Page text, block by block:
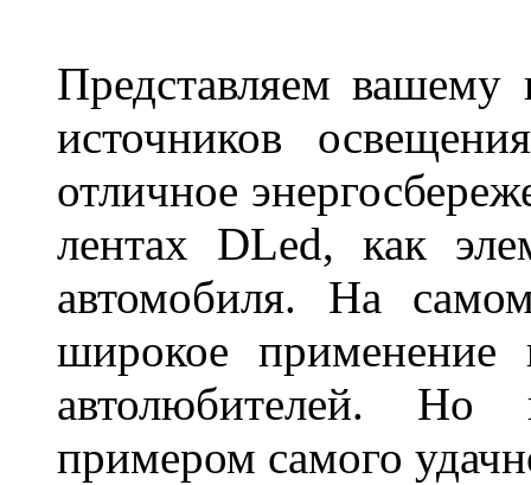
Представляем
источников
отличное
лентах DLed, как
автомобиля. На
широкое
автолюбителей. Но
примером самого